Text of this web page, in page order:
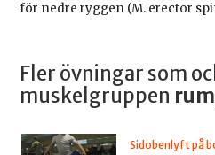
för nedre ryggen (M. erector
Fler övningar som
muskelgruppen
Sidobenlyft på